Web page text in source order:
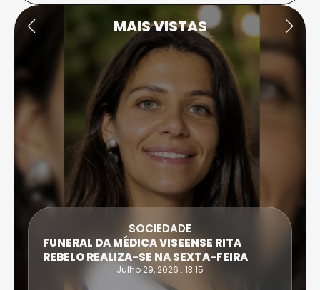
MAIS VISTAS
SOCIEDADE
FUNERAL DA MÉDICA VISEENSE RITA
REBELO REALIZA-SE NA SEXTA-FEIRA
Julho 29, 2026 . 13:15